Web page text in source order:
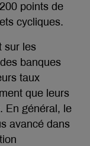
points de
cycliques.
sur les
banques
taux
que leurs
En général, le
avancé dans